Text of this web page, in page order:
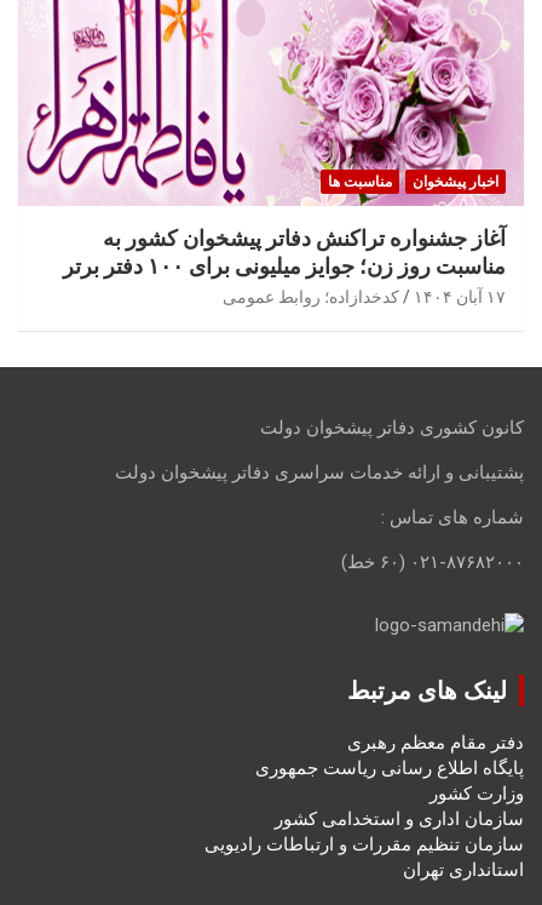
اخبار پیشخوان مناسبت ها
آغاز جشنواره تراکنش دفاتر پیشخوان کشور به
مناسبت روز زن؛ جوایز میلیونی برای ۱۰۰ دفتر برتر
۱۷ آبان ۱۴۰۴ کدخدازاده؛ روابط عمومی
کانون کشوری دفاتر پیشخوان دولت
پشتیبانی و ارائه خدمات سراسری دفاتر پیشخوان دولت
شماره های تماس :
۰۲۱-۸۷۶۸۲۰۰۰ (۶۰ خط)
لینک های مرتبط
دفتر مقام معظم رهبری
پایگاه اطلاع رسانی ریاست جمهوری
وزارت کشور
سازمان اداری و استخدامی کشور
سازمان تنظیم مقررات و ارتباطات رادیویی
استانداری تهران